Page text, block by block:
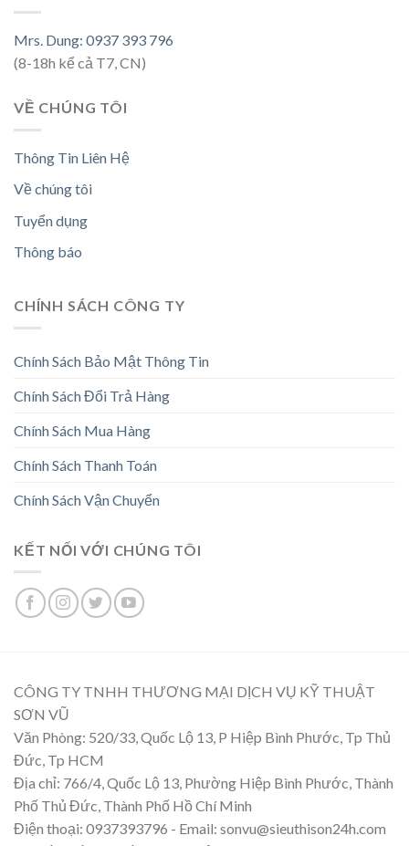
Mrs. Dung: 0937 393 796
(8-18h kể cả T7, CN)
VỀ CHÚNG TÔI
Thông Tin Liên Hệ
Về chúng tôi
Tuyển dụng
Thông báo
CHÍNH SÁCH CÔNG TY
Chính Sách Bảo Mật Thông Tin
Chính Sách Đổi Trả Hàng
Chính Sách Mua Hàng
Chính Sách Thanh Toán
Chính Sách Vận Chuyển
KẾT NỐI VỚI CHÚNG TÔI
CÔNG TY TNHH THƯƠNG MẠI DỊCH VỤ KỸ THUẬT
SƠN VŨ
Văn Phòng: 520/33, Quốc Lộ 13, P Hiệp Bình Phước, Tp Thủ
Đức, Tp HCM
Địa chỉ: 766/4, Quốc Lộ 13, Phường Hiệp Bình Phước, Thành
Phố Thủ Đức, Thành Phố Hồ Chí Minh
Điện thoại: 0937393796 - Email: sonvu@sieuthison24h.com